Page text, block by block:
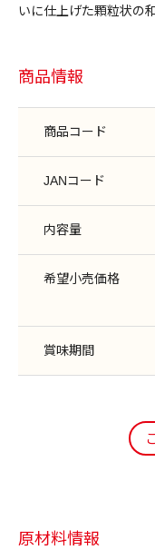
いに仕上げた顆粒状の
商品情報
商品コード
JANコード
内容量
希望小売価格
賞味期間
原材料情報